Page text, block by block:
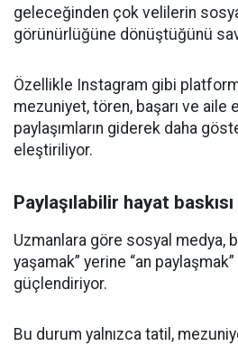
geleceğinden çok velilerin
görünürlüğüne dönüştüğünü
Özellikle Instagram gibi
mezuniyet, tören, başarı ve aile
paylaşımların giderek daha
eleştiriliyor.
Paylaşılabilir hayat baskısı
Uzmanlara göre sosyal medya,
yaşamak” yerine “an
güçlendiriyor.
Bu durum yalnızca tatil,